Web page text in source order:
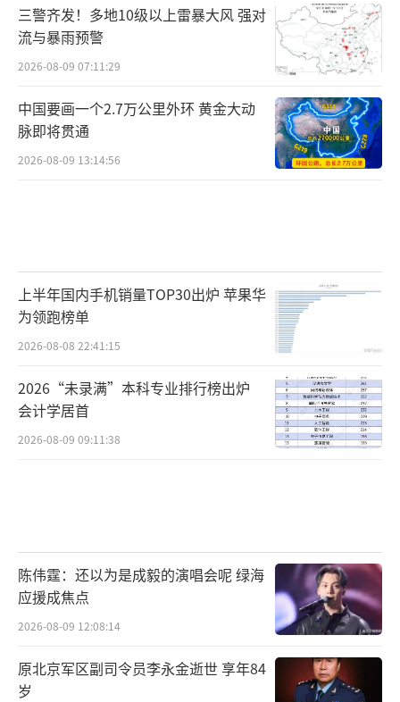
三警齐发！多地10级以上雷暴大风 强对
流与暴雨预警
2026-08-09 07:11:29
中国要画一个2.7万公里外环 黄金大动
脉即将贯通
2026-08-09 13:14:56
上半年国内手机销量TOP30出炉 苹果华
为领跑榜单
2026-08-08 22:41:15
2026“未录满”本科专业排行榜出炉
会计学居首
2026-08-09 09:11:38
陈伟霆：还以为是成毅的演唱会呢 绿海
应援成焦点
2026-08-09 12:08:14
原北京军区副司令员李永金逝世 享年84
岁